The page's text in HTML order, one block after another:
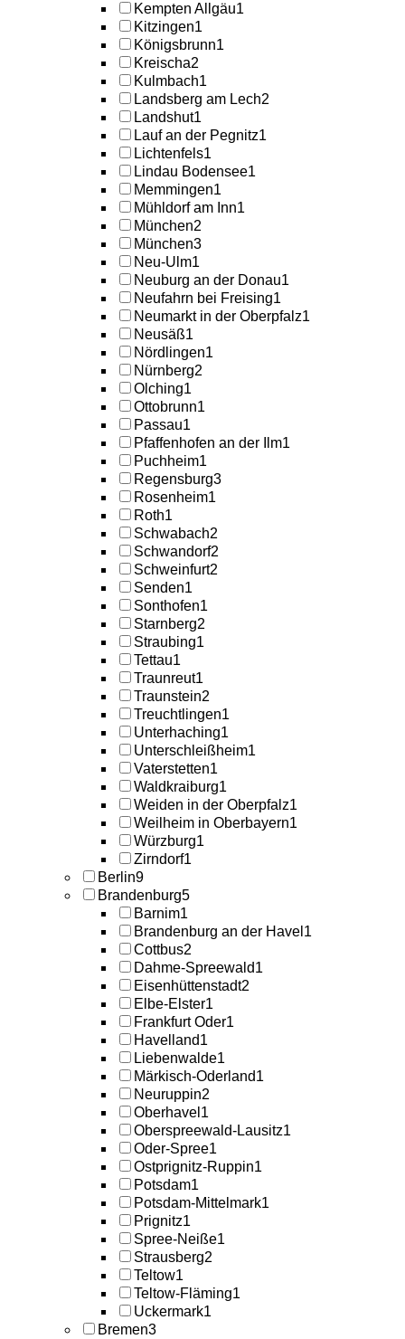
Kempten Allgäu1
Kitzingen1
Königsbrunn1
Kreischa2
Kulmbach1
Landsberg am Lech2
Landshut1
Lauf an der Pegnitz1
Lichtenfels1
Lindau Bodensee1
Memmingen1
Mühldorf am Inn1
München2
München3
Neu-Ulm1
Neuburg an der Donau1
Neufahrn bei Freising1
Neumarkt in der Oberpfalz1
Neusäß1
Nördlingen1
Nürnberg2
Olching1
Ottobrunn1
Passau1
Pfaffenhofen an der Ilm1
Puchheim1
Regensburg3
Rosenheim1
Roth1
Schwabach2
Schwandorf2
Schweinfurt2
Senden1
Sonthofen1
Starnberg2
Straubing1
Tettau1
Traunreut1
Traunstein2
Treuchtlingen1
Unterhaching1
Unterschleißheim1
Vaterstetten1
Waldkraiburg1
Weiden in der Oberpfalz1
Weilheim in Oberbayern1
Würzburg1
Zirndorf1
Berlin9
Brandenburg5
Barnim1
Brandenburg an der Havel 1
Cottbus2
Dahme-Spreewald1
Eisenhüttenstadt2
Elbe-Elster1
Frankfurt Oder1
Havelland1
Liebenwalde1
Märkisch-Oderland1
Neuruppin2
Oberhavel 1
Oberspreewald-Lausitz1
Oder-Spree1
Ostprignitz-Ruppin1
Potsdam1
Potsdam-Mittelmark1
Prignitz1
Spree-Neiße1
Strausberg2
Teltow1
Teltow-Fläming1
Uckermark1
Bremen3